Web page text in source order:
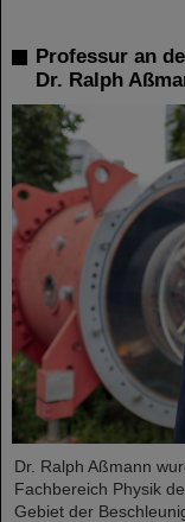
Professur an
Dr. Ralph
Dr. Ralph Aßmann
Fachbereich Physik
Gebiet der